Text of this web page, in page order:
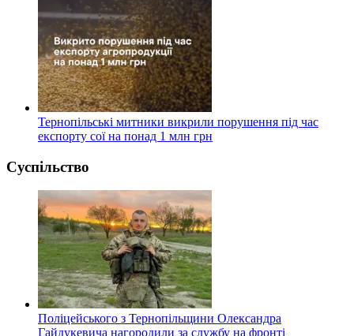
Тернопільські митники викрили порушення під час
експорту сої на понад 1 млн грн
Суспільство
Поліцейського з Тернопільщини Олександра
Гайдукевича нагородили за службу на фронті